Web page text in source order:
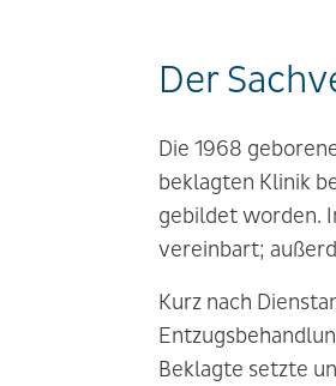
Der
Die 1968
beklagten Klinik
gebildet worden.
vereinbart;
Kurz nach
Beklagte setzte